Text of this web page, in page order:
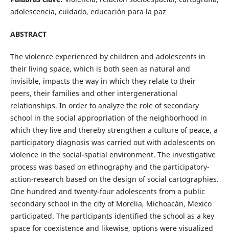
adolescencia, cuidado, educación para la paz
ABSTRACT
The violence experienced by children and adolescents in
their living space, which is both seen as natural and
invisible, impacts the way in which they relate to their
peers, their families and other intergenerational
relationships. In order to analyze the role of secondary
school in the social appropriation of the neighborhood in
which they live and thereby strengthen a culture of peace, a
participatory diagnosis was carried out with adolescents on
violence in the social-spatial environment. The investigative
process was based on ethnography and the participatory-
action-research based on the design of social cartographies.
One hundred and twenty-four adolescents from a public
secondary school in the city of Morelia, Michoacán, Mexico
participated. The participants identified the school as a key
space for coexistence and likewise, options were visualized